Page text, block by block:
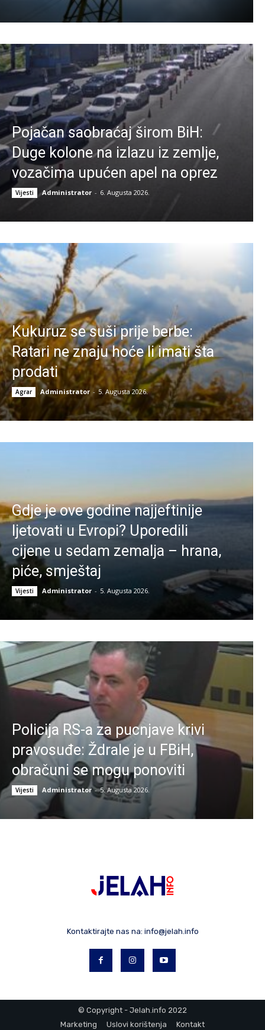
Pojačan saobraćaj širom BiH:
Duge kolone na izlazu iz zemlje,
vozačima upućen apel na oprez
Vijesti Administrator - 6. Augusta 2026.
Kukuruz se suši prije berbe:
Ratari ne znaju hoće li imati šta
prodati
Agrar Administrator - 5. Augusta 2026.
Gdje je ove godine najjeftinije
ljetovati u Evropi? Uporedili
cijene u sedam zemalja – hrana,
piće, smještaj
Vijesti Administrator - 5. Augusta 2026.
Policija RS-a za pucnjave krivi
pravosuđe: Ždrale je u FBiH,
obračuni se mogu ponoviti
Vijesti Administrator - 5. Augusta 2026.
Kontaktirajte nas na: info@jelah.info
© Copyright - Jelah.info 2022
Marketing
Uslovi korištenja Kontakt